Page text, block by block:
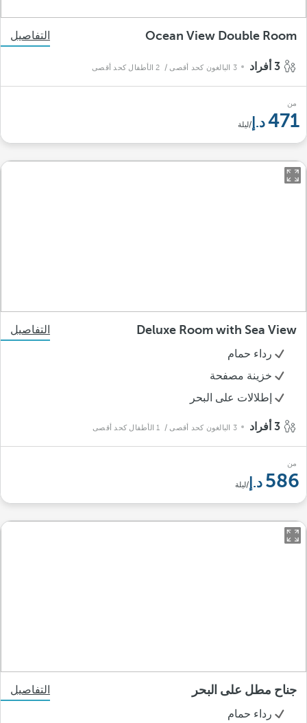
Ocean View Double Room التفاصيل
3 البالغون كحد أقصى / 2 الأطفال كحد أقصى
من
471 /ليلة
Deluxe Room with Sea View
التفاصيل
رداء حمام
خزينة مصفحة
إطلالات على البحر
3 البالغون كحد أقصى / 1 الأطفال كحد أقصى
من
586 /ليلة
جناح مطل على البحر
التفاصيل
رداء حمام